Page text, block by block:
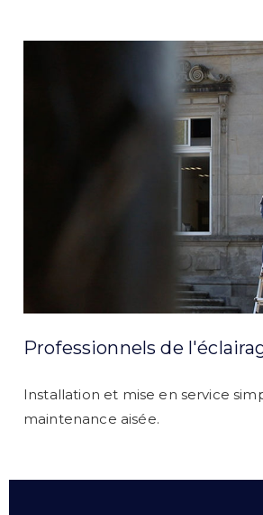
Professionnels de
Installation et mise en service
maintenance aisée.